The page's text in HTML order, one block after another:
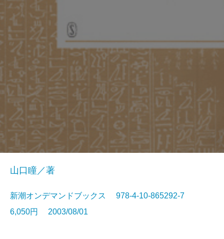
山口瞳／著
新潮オンデマンドブックス 978-4-10-865292-7
6,050円 2003/08/01